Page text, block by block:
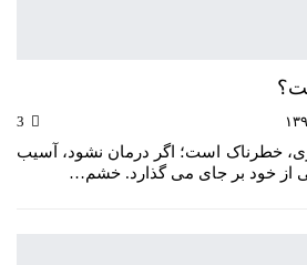
۰۶
خطرناک است؛ اگر درمان نشود، آسیب
از خود بر جای می گذارد. خشم…